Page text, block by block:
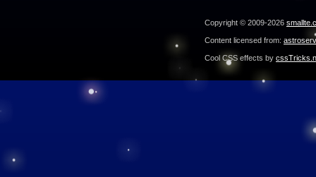
Copyright © 2009-2026
Content licensed from:
Cool CSS effects by